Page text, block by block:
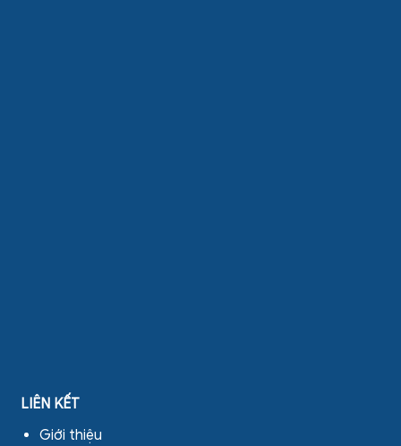
LIÊN KẾT
Giới thiệu